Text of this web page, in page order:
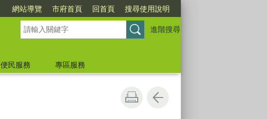
網站導覽 市府首頁 回首頁 搜尋使用說明
進階搜尋
便民服務
專區服務